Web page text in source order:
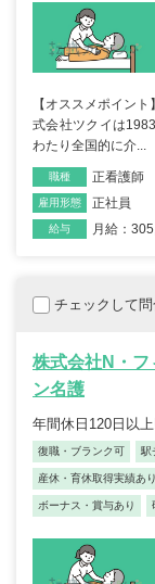
【オススメポイン
式会社ツクイは
わたり全国的に介...
職種 正看護師
雇用形態 正社員
給与 月給：
チェックして
株式会社N・フ
ン名護
年間休日120日以
復職・ブランク可 駅
産休・育休取得実績あり
ボーナス・賞与あり